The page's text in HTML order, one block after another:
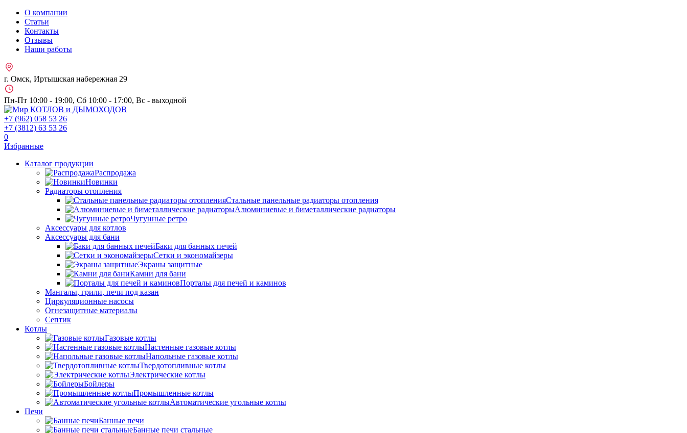
О компании
Статьи
Контакты
Отзывы
Наши работы
г. Омск, Иртышская набережная 29
Пн-Пт 10:00 - 19:00, Сб 10:00 - 17:00, Вс - выходной
+7 (962) 058 53 26
+7 (3812) 63 53 26
0
Избранные
Каталог продукции
Распродажа
Новинки
Радиаторы отопления
Стальные панельные радиаторы отопления
Алюминиевые и биметаллические радиаторы
Чугунные ретро
Аксессуары для котлов
Аксессуары для бани
Баки для банных печей
Сетки и экономайзеры
Экраны защитные
Камни для бани
Порталы для печей и каминов
Мангалы, грили, печи под казан
Циркуляционные насосы
Огнезащитные материалы
Септик
Котлы
Газовые котлы
Настенные газовые котлы
Напольные газовые котлы
Твердотопливные котлы
Электрические котлы
Бойлеры
Промышленные котлы
Автоматические угольные котлы
Печи
Банные печи
Банные печи стальные